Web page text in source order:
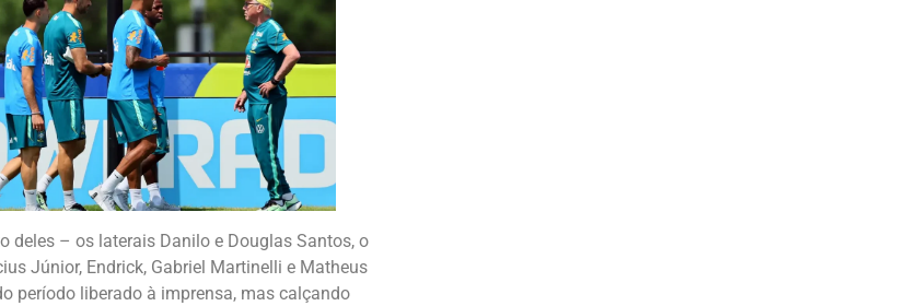
deles – os laterais Danilo e Douglas Santos, o
Júnior, Endrick, Gabriel Martinelli e Matheus
período liberado à imprensa, mas calçando